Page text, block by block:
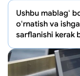
Ushbu mablagʻ
oʻrnatish va
sarflanishi kerak